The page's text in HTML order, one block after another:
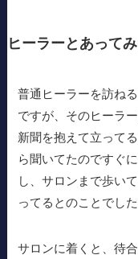
ヒーラーとあって
普通ヒーラーを訪ね
ですが、そのヒーラ
新聞を抱えて立って
ら聞いてたのですぐ
し、サロンまで歩い
ってるとのことでした
サロンに着くと、待